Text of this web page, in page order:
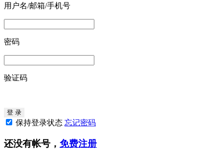
用户名/邮箱/手机号
密码
验证码
保持登录状态 忘记密码
还没有帐号， 免费注册